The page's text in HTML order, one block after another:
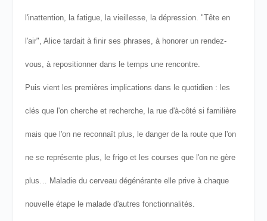
l'inattention, la fatigue, la vieillesse, la dépression. "Tête en
l'air", Alice tardait à finir ses phrases, à honorer un rendez-
vous, à repositionner dans le temps une rencontre.
Puis vient les premières implications dans le quotidien : les
clés que l'on cherche et recherche, la rue d'à-côté si familière
mais que l'on ne reconnaît plus, le danger de la route que l'on
ne se représente plus, le frigo et les courses que l'on ne gère
plus… Maladie du cerveau dégénérante elle prive à chaque
nouvelle étape le malade d'autres fonctionnalités.